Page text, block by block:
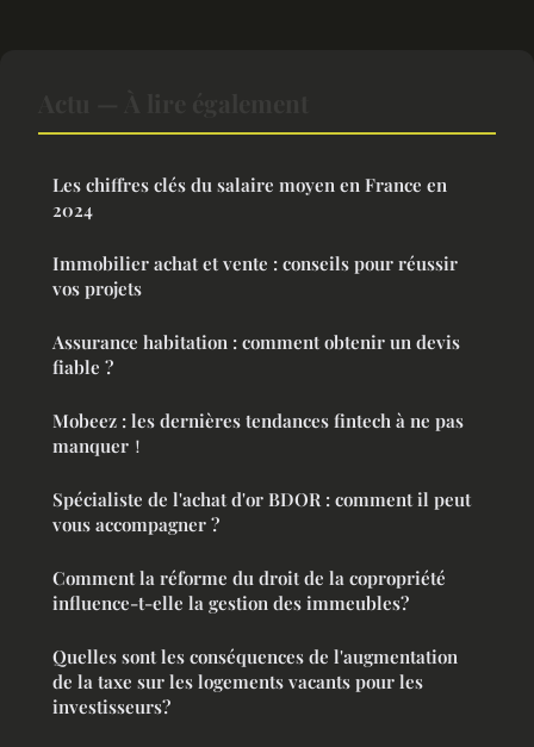
Les chiffres clés du salaire moyen en France en
2024
Immobilier achat et vente : conseils pour réussir
vos projets
Assurance habitation : comment obtenir un devis
fiable ?
Mobeez : les dernières tendances fintech à ne pas
manquer！
Spécialiste de l'achat d'or BDOR : comment il peut
vous accompagner ?
Comment la réforme du droit de la copropriété
influence-t-elle la gestion des immeubles?
Quelles sont les conséquences de l'augmentation
de la taxe sur les logements vacants pour les
investisseurs?